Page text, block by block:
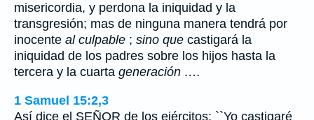
misericordia, y perdona la iniquidad y la
transgresión; mas de ninguna manera tendrá por
inocente al culpable ; sino que castigará la
iniquidad de los padres sobre los hijos hasta la
tercera y la cuarta generación .…
1 Samuel 15:2,3
Así dice el SEÑOR de los ejércitos: ``Yo castigaré